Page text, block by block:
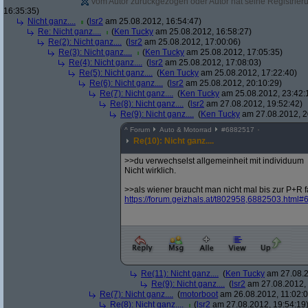
16:35:35)
Nicht ganz....
( lsr2 am 25.08.2012, 16:54:47)
Re: Nicht ganz....
(Ken Tucky am 25.08.2012, 16:58:27)
Re(2): Nicht ganz.... ( lsr2 am 25.08.2012, 17:00:06)
Re(3): Nicht ganz....
(Ken Tucky am 25.08.2012, 17:05:35)
Re(4): Nicht ganz.... ( lsr2 am 25.08.2012, 17:08:03)
Re(5): Nicht ganz.... (Ken Tucky am 25.08.2012, 17:22:40)
Re(6): Nicht ganz.... ( lsr2 am 25.08.2012, 20:10:29)
Re(7): Nicht ganz.... (Ken Tucky am 25.08.2012,
Re(8): Nicht ganz.... ( lsr2 am 27.08.2012, 19:52:42)
Re(9): Nicht ganz.... (Ken Tucky am 27.08.2012,
^ Forum Auto & Motorrad #6882517
Re(10): Nicht ganz....
>>du verwechselst allgemeinheit mit individuum
Nicht wirklich.
>>als wiener braucht man nicht mal bis zur P+R
https://forum.geizhals.at/
Re(11): Nicht ganz.... (Ken Tucky am
Re(9): Nicht ganz.... ( lsr2 am
Re(7): Nicht ganz.... (motorboot am 26.08.2012,
Re(8): Nicht ganz....
( lsr2 am 27.08.2012, 19:54:19)